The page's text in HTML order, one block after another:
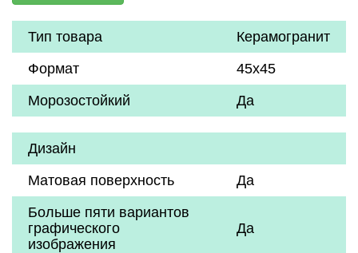
Тип товара
Керамогранит
Формат
45х45
Морозостойкий
Да
Дизайн
Матовая поверхность
Да
Больше пяти вариантов
графического
изображения
Да